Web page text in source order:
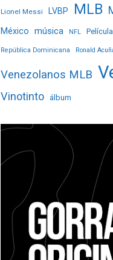
Lionel Messi LVBP MLB
México música NFL Película
República Dominicana Ronald
Venezolanos MLB
Vinotinto álbum